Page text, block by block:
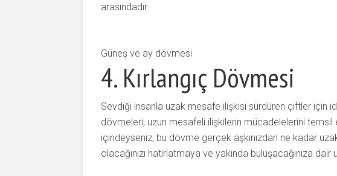
arasındadır.
Güneş ve ay dövmesi
4. Kırlangıç Dövmesi
Sevdiği insanla uzak mesafe ilişkisi sürdüren çiftler için
dövmeleri, uzun mesafeli ilişkilerin mücadelelerini temsil
içindeyseniz, bu dövme gerçek aşkınızdan ne kadar
olacağınızı hatırlatmaya ve yakında buluşacağınıza